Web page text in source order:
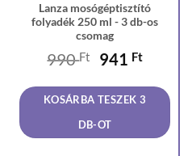
Lanza mosógéptisztító
folyadék 250 ml - 3 db-os
csomag
990Ft
Original
was:
990 Ft.
941 Ft
is:
941
KOSÁRBA TESZEK 3
DB-OT